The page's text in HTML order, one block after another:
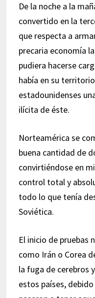
De la noche a la
convertido en la
que respecta a
precaria economía
pudiera hacerse
había en su
estadounidenses
ilícita de éste.
Norteamérica se
buena cantidad de
convirtiéndose en
control total y
todo lo que tenía
Soviética.
El inicio de pruebas
como Irán o Corea
la fuga de cerebros
estos países,